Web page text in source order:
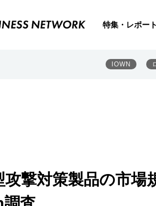
特集・レポート
IOWN
攻撃対策製品の市場